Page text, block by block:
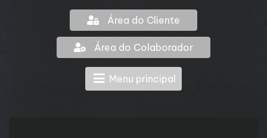
Área do Cliente
Área do Colaborador
Menu principal